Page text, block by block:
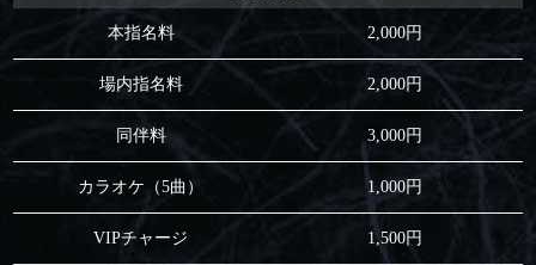
本指名料 2,000円
場内指名料 2,000円
同伴料 3,000円
カラオケ（5曲） 1,000円
VIPチャージ 1,500円